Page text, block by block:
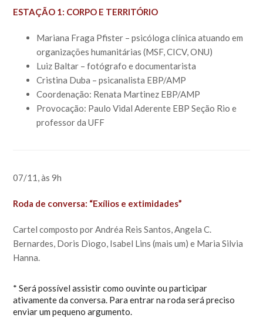
ESTAÇÃO 1: CORPO E TERRITÓRIO
Mariana Fraga Pfister – psicóloga clínica atuando em
organizações humanitárias (MSF, CICV, ONU)
Luiz Baltar – fotógrafo e documentarista
Cristina Duba – psicanalista EBP/AMP
Coordenação: Renata Martinez EBP/AMP
Provocação: Paulo Vidal Aderente EBP Seção Rio e
professor da UFF
07/11, às 9h
Roda de conversa: “Exílios e extimidades”
Cartel composto por Andréa Reis Santos, Angela C.
Bernardes, Doris Diogo, Isabel Lins (mais um) e Maria Silvia
Hanna.
* Será possível assistir como ouvinte ou participar
ativamente da conversa. Para entrar na roda será preciso
enviar um pequeno argumento.